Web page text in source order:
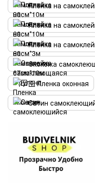
Пленка на
Пленка на
Пленка на
Экокожа
🪟 Пленка оконная
Сатин